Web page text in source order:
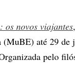
os novos viajantes
até 29 de
pelo